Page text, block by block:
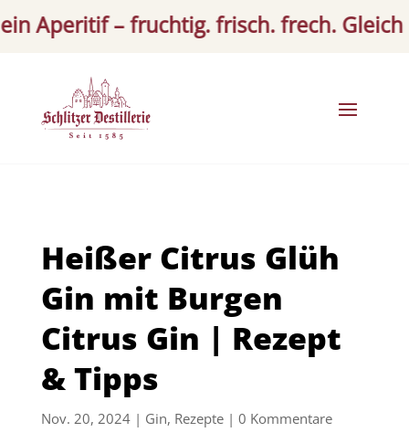
– fruchtig. frisch. frech. Gleich
Heißer Citrus Glüh
Gin mit Burgen
Citrus Gin | Rezept
& Tipps
Nov. 20, 2024| Gin, Rezepte| 0 Kommentare